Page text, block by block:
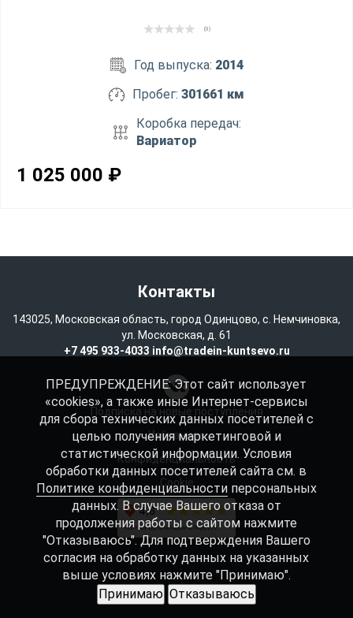
(0)
Год выпуска: 2014
Пробег: 301661 км
Коробка передач:
Вариатор
1 025 000 ₽
Контакты
143025, Московская область, город Одинцово, с. Немчиновка,
ул. Московская, д. 61
+7 495 933-4033 info@tradein-kuntsevo.ru
Подписка на новые поступления
Избранное
Конфиденциальность
Cookie
ПРЕДУПРЕЖДЕНИЕ: Этот сайт использует
«cookies», а также иные Интернет-сервисы
для сбора технических данных посетителей с
целью получения маркетинговой и
статистической информации. Условия
обработки данных посетителей сайта см. в
Политике конфиденциальностиперсональных
данных. В случае Вашего отказа от
продолжения работы с сайтом нажмите
"Отказываюсь". Для подтверждения Вашего
согласия на обработку данных на указанных
выше условиях нажмите "Принимаю".
Принимаю Отказываюсь